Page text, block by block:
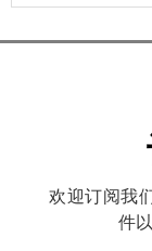
欢迎订阅我
件